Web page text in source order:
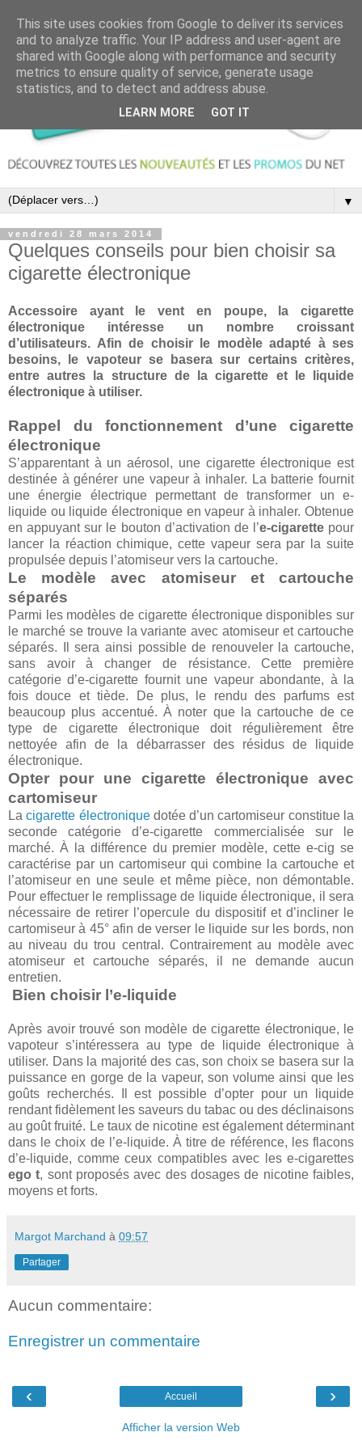
▼
vendredi 28 mars 2014
Quelques conseils pour bien choisir sa
cigarette électronique
Accessoire ayant le vent en poupe, la cigarette
électronique intéresse un nombre croissant
d’utilisateurs. Afin de choisir le modèle adapté à ses
besoins, le vapoteur se basera sur certains critères,
entre autres la structure de la cigarette et le liquide
électronique à utiliser.
Rappel du fonctionnement d’une cigarette
électronique
S’apparentant à un aérosol, une cigarette électronique est
destinée à générer une vapeur à inhaler. La batterie fournit
une énergie électrique permettant de transformer un e-
liquide ou liquide électronique en vapeur à inhaler. Obtenue
en appuyant sur le bouton d’activation de l’e-cigarettepour
lancer la réaction chimique, cette vapeur sera par la suite
propulsée depuis l’atomiseur vers la cartouche.
Le modèle avec atomiseur et cartouche
séparés
Parmi les modèles de cigarette électronique disponibles sur
le marché se trouve la variante avec atomiseur et cartouche
séparés. Il sera ainsi possible de renouveler la cartouche,
sans avoir à changer de résistance. Cette première
catégorie d’e-cigarette fournit une vapeur abondante, à la
fois douce et tiède. De plus, le rendu des parfums est
beaucoup plus accentué. À noter que la cartouche de ce
type de cigarette électronique doit régulièrement être
nettoyée afin de la débarrasser des résidus de liquide
électronique.
Opter pour une cigarette électronique avec
cartomiseur
Lacigarette électroniquedotée d’un cartomiseur constitue la
seconde catégorie d’e-cigarette commercialisée sur le
marché. À la différence du premier modèle, cette e-cig se
caractérise par un cartomiseur qui combine la cartouche et
l’atomiseur en une seule et même pièce, non démontable.
Pour effectuer le remplissage de liquide électronique, il sera
nécessaire de retirer l’opercule du dispositif et d’incliner le
cartomiseur à 45° afin de verser le liquide sur les bords, non
au niveau du trou central. Contrairement au modèle avec
atomiseur et cartouche séparés, il ne demande aucun
entretien.
Bien choisir l’e-liquide
Après avoir trouvé son modèle de cigarette électronique, le
vapoteur s’intéressera au type de liquide électronique à
utiliser. Dans la majorité des cas, son choix se basera sur la
puissance en gorge de la vapeur, son volume ainsi que les
goûts recherchés. Il est possible d’opter pour un liquide
rendant fidèlement les saveurs du tabac ou des déclinaisons
au goût fruité. Le taux de nicotine est également déterminant
dans le choix de l’e-liquide. À titre de référence, les flacons
d’e-liquide, comme ceux compatibles avec les e-cigarettes
ego t, sont proposés avec des dosages de nicotine faibles,
moyens et forts.
Margot Marchand à 09:57
Partager
Aucun commentaire:
Enregistrer un commentaire
‹ ›
Accueil
Afficher la version Web
This site uses cookies from Google to deliver its services
and to analyze traffic. Your IP address and user-agent are
shared with Google along with performance and security
metrics to ensure quality of service, generate usage
statistics, and to detect and address abuse.
LEARN MORE GOT IT